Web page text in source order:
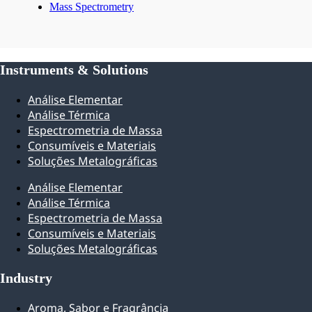
Mass Spectrometry
Instruments & Solutions
Análise Elementar
Análise Térmica
Espectrometria de Massa
Consumíveis e Materiais
Soluções Metalográficas
Análise Elementar
Análise Térmica
Espectrometria de Massa
Consumíveis e Materiais
Soluções Metalográficas
Industry
Aroma, Sabor e Fragrância